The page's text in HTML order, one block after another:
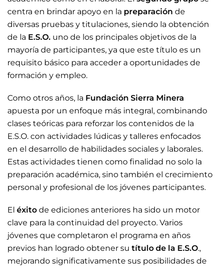
centra en brindar apoyo en la preparación de
diversas pruebas y titulaciones, siendo la obtención
de la E.S.O. uno de los principales objetivos de la
mayoría de participantes, ya que este título es un
requisito básico para acceder a oportunidades de
formación y empleo.
Como otros años, la Fundación Sierra Minera
apuesta por un enfoque más integral, combinando
clases teóricas para reforzar los contenidos de la
E.S.O. con actividades lúdicas y talleres enfocados
en el desarrollo de habilidades sociales y laborales.
Estas actividades tienen como finalidad no solo la
preparación académica, sino también el crecimiento
personal y profesional de los jóvenes participantes.
El éxito de ediciones anteriores ha sido un motor
clave para la continuidad del proyecto. Varios
jóvenes que completaron el programa en años
previos han logrado obtener su título de la E.S.O.,
mejorando significativamente sus posibilidades de